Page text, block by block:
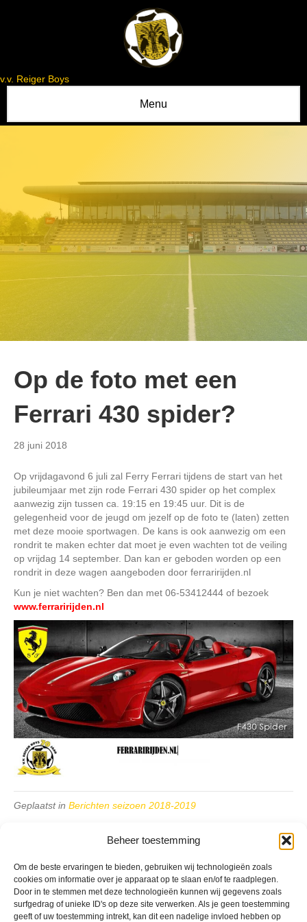
Beheer toestemming
Om de beste ervaringen te bieden, gebruiken wij technologieën zoals
cookies om informatie over je apparaat op te slaan en/of te raadplegen.
Door in te stemmen met deze technologieën kunnen wij gegevens zoals
surfgedrag of unieke ID's op deze site verwerken. Als je geen toestemming
geeft of uw toestemming intrekt, kan dit een nadelige invloed hebben op
v.v. Reiger Boys
Menu
Op de foto met een
Ferrari 430 spider?
28 juni 2018
Op vrijdagavond 6 juli zal Ferry Ferrari tijdens de start van het
jubileumjaar met zijn rode Ferrari 430 spider op het complex
aanwezig zijn tussen ca. 19:15 en 19:45 uur. Dit is de
gelegenheid voor de jeugd om jezelf op de foto te (laten) zetten
met deze mooie sportwagen. De kans is ook aanwezig om een
rondrit te maken echter dat moet je even wachten tot de veiling
op vrijdag 14 september. Dan kan er geboden worden op een
rondrit in deze wagen aangeboden door ferraririjden.nl
Kun je niet wachten? Ben dan met 06-53412444 of bezoek
www.ferraririjden.nl
Geplaatst in Berichten seizoen 2018-2019
VV Reiger Boys
De Wending, Lotte Beesedijk 1